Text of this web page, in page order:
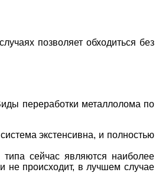
позволяет обходиться без
переработки металлолома по
экстенсивна, и полностью
сейчас являются наиболее
не происходит, в лучшем случае